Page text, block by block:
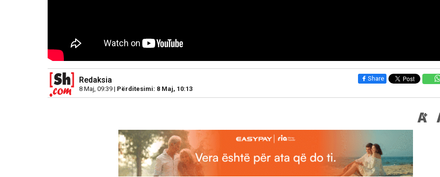
Redaksia
8 Maj, 09:39 | Përditesimi: 8 Maj, 10:13
Share